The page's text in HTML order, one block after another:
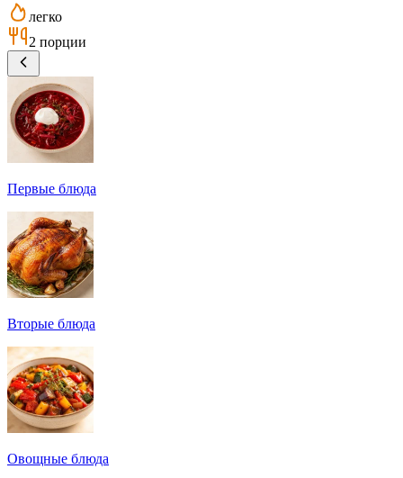
легко
2 порции
Первые блюда
Вторые блюда
Овощные блюда